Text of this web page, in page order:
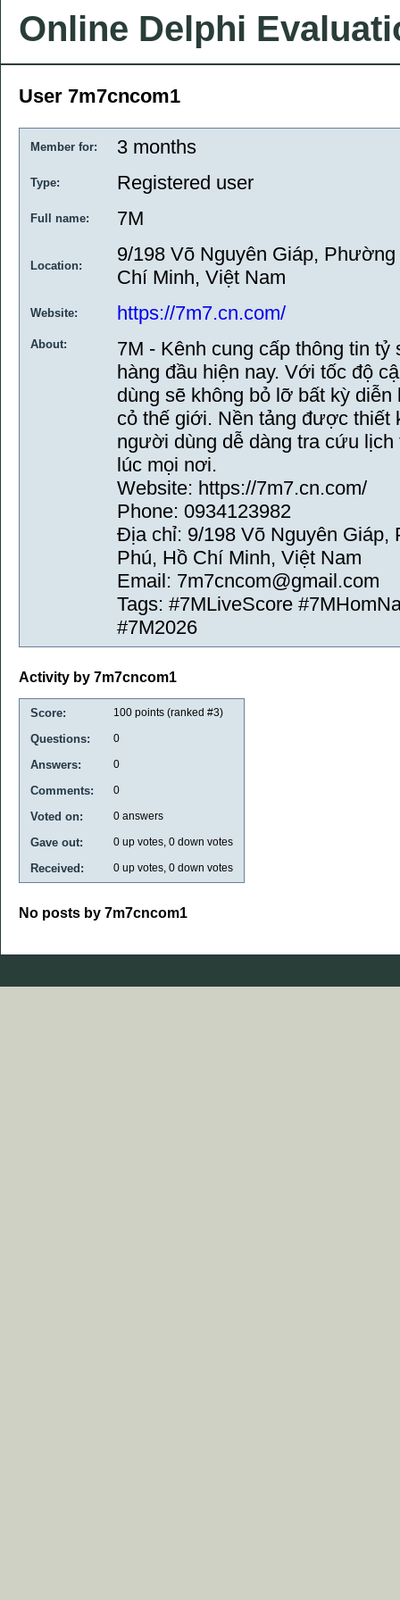
Online Delphi
User 7m7cncom1
Member for: 3 months
Type: Registered user
Full name: 7M
Location:
9/198 Võ Nguyên Giáp,
Chí Minh, Việt Nam
Website: https://7m7.cn.com/
About:
7M - Kênh cung cấp thông tin
hàng đầu hiện nay. Với tốc độ
dùng sẽ không bỏ lỡ bất kỳ
cỏ thế giới. Nền tảng được thiết
người dùng dễ dàng tra cứu
lúc mọi nơi.
Website: https://7m7.cn.com/
Phone: 0934123982
Địa chỉ: 9/198 Võ Nguyên
Phú, Hồ Chí Minh, Việt Nam
Email: 7m7cncom@gmail.com
Tags: #7MLiveScore
#7M2026
Activity by 7m7cncom1
Score: 100 points (ranked #3)
Questions: 0
Answers: 0
Comments: 0
Voted on: 0 answers
Gave out: 0 up votes, 0 down votes
Received: 0 up votes, 0 down votes
No posts by 7m7cncom1